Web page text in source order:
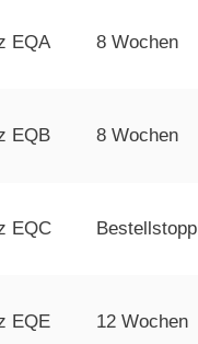
EQA 8 Wochen
EQB 8 Wochen
EQC Bestellstopp
EQE 12 Wochen